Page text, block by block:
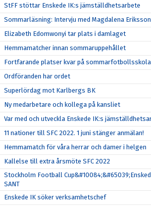
StFF stöttar Enskede IK:s jämställdhetsarbete
Sommarläsning: Intervju med Magdalena Eriksson
Elizabeth Edomwonyi tar plats i damlaget
Hemmamatcher innan sommaruppehållet
Fortfarande platser kvar på
Ordföranden har ordet
Superlördag mot Karlbergs BK
Ny medarbetare och kollega på kansliet
Var med och utveckla Enskede IK:s
11 nationer till SFC 2022. 1 juni stänger anmälan!
Hemmamatch för våra herrar och damer i helgen
Kallelse till extra årsmöte SFC 2022
Stockholm Football
SANT
Enskede IK söker verksamhetschef